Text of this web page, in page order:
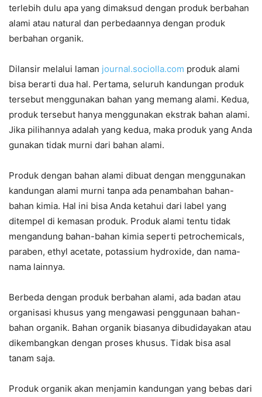
terlebih dulu apa yang dimaksud dengan produk berbahan
alami atau natural dan perbedaannya dengan produk
berbahan organik.
Dilansir melalui laman journal.sociolla.com produk alami
bisa berarti dua hal. Pertama, seluruh kandungan produk
tersebut menggunakan bahan yang memang alami. Kedua,
produk tersebut hanya menggunakan ekstrak bahan alami.
Jika pilihannya adalah yang kedua, maka produk yang Anda
gunakan tidak murni dari bahan alami.
Produk dengan bahan alami dibuat dengan menggunakan
kandungan alami murni tanpa ada penambahan bahan-
bahan kimia. Hal ini bisa Anda ketahui dari label yang
ditempel di kemasan produk. Produk alami tentu tidak
mengandung bahan-bahan kimia seperti petrochemicals,
paraben, ethyl acetate, potassium hydroxide, dan nama-
nama lainnya.
Berbeda dengan produk berbahan alami, ada badan atau
organisasi khusus yang mengawasi penggunaan bahan-
bahan organik. Bahan organik biasanya dibudidayakan atau
dikembangkan dengan proses khusus. Tidak bisa asal
tanam saja.
Produk organik akan menjamin kandungan yang bebas dari